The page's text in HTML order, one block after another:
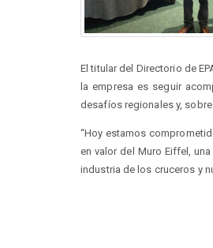
El titular del Directorio de
la empresa es seguir
desafíos regionales y,
“Hoy estamos
en valor del Muro Eiffel,
industria de los cruceros y